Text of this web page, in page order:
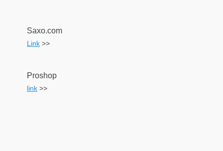
Saxo.com
Link >>
Proshop
link >>